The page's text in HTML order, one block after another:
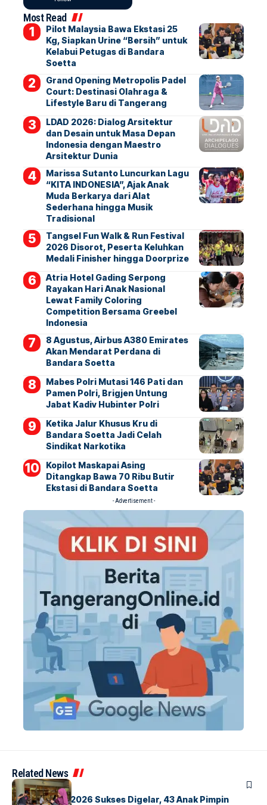
Most Read
Pilot Malaysia Bawa Ekstasi 25
Kg, Siapkan Urine “Bersih” untuk
Kelabui Petugas di Bandara
Soetta
Grand Opening Metropolis Padel
Court: Destinasi Olahraga &
Lifestyle Baru di Tangerang
LDAD 2026: Dialog Arsitektur
dan Desain untuk Masa Depan
Indonesia dengan Maestro
Arsitektur Dunia
Marissa Sutanto Luncurkan Lagu
“KITA INDONESIA”, Ajak Anak
Muda Berkarya dari Alat
Sederhana hingga Musik
Tradisional
Tangsel Fun Walk & Run Festival
2026 Disorot, Peserta Keluhkan
Medali Finisher hingga Doorprize
Atria Hotel Gading Serpong
Rayakan Hari Anak Nasional
Lewat Family Coloring
Competition Bersama Greebel
Indonesia
8 Agustus, Airbus A380 Emirates
Akan Mendarat Perdana di
Bandara Soetta
Mabes Polri Mutasi 146 Pati dan
Pamen Polri, Brigjen Untung
Jabat Kadiv Hubinter Polri
Ketika Jalur Khusus Kru di
Bandara Soetta Jadi Celah
Sindikat Narkotika
Kopilot Maskapai Asing
Ditangkap Bawa 70 Ribu Butir
Ekstasi di Bandara Soetta
- Advertisement -
Related News
BERITAINDEX
GM For A Day 2026 Sukses Digelar, 43 Anak Pimpin